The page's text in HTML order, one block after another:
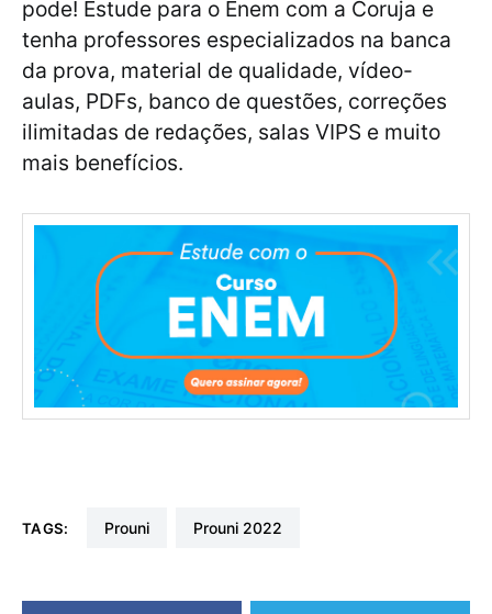
pode! Estude para o Enem com a Coruja e
tenha professores especializados na banca
da prova, material de qualidade, vídeo-
aulas, PDFs, banco de questões, correções
ilimitadas de redações, salas VIPS e muito
mais benefícios.
TAGS: prouni prouni 2022